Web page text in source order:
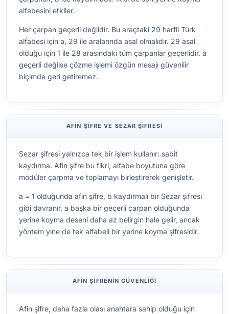
alfabesini etkiler.
Her çarpan geçerli değildir. Bu araçtaki 29 harfli Türk
alfabesi için a, 29 ile aralarında asal olmalıdır. 29 asal
olduğu için 1 ile 28 arasındaki tüm çarpanlar geçerlidir. a
geçerli değilse çözme işlemi özgün mesajı güvenilir
biçimde geri getiremez.
AFIN ŞIFRE VE SEZAR ŞIFRESI
Sezar şifresi yalnızca tek bir işlem kullanır: sabit
kaydırma. Afin şifre bu fikri, alfabe boyutuna göre
modüler çarpma ve toplamayı birleştirerek genişletir.
a = 1 olduğunda afin şifre, b kaydırmalı bir Sezar şifresi
gibi davranır. a başka bir geçerli çarpan olduğunda
yerine koyma deseni daha az belirgin hale gelir, ancak
yöntem yine de tek alfabeli bir yerine koyma şifresidir.
AFIN ŞIFRENIN GÜVENLIĞI
Afin şifre, daha fazla olası anahtara sahip olduğu için